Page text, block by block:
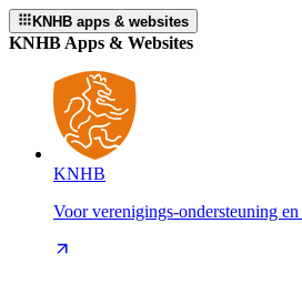
KNHB apps & websites
KNHB Apps & Websites
KNHB
Voor verenigings-ondersteuning